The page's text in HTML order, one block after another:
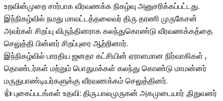
உறவின்முறை சார்பாக வீரவணக்க நிகழ்வு அனுசரிக்கப்பட்டது.
இந்நிகழ்வில் நமது மாவட்டத்தலைவர் திரு தரணி முருகேசன்
அவர்கள் சிறப்பு விருந்தினராக கலந்துகொண்டு வீரவணக்கத்தை
செலுத்தி பின்னர் சிறப்புரை ஆற்றினார்.
இந்நிகழ்வில் பாரதிய ஜனதா கட்சியின் ஏராளமான நிர்வாகிகள் ,
தொண்டர்கள் மற்றும் பொதுமக்கள் கலந்து கொண்டு மாமன்னர்
மருதுபாண்டியர்களுக்கு வீரவணக்கம் செலுத்தினர்.
👍 புகைப்படங்கள் உதவி: திரு.பாலமுருகன் அகமுடையார் ,நிறுவனர்